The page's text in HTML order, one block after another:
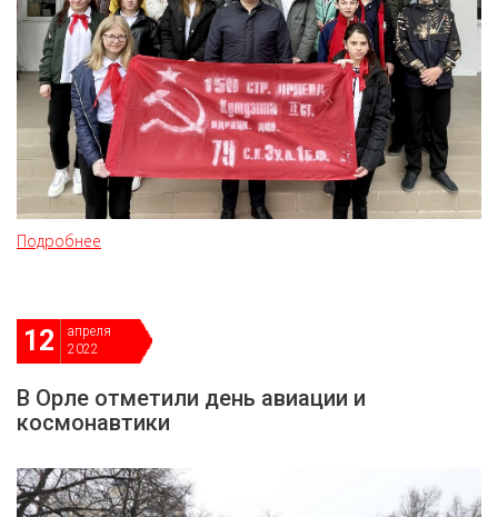
Подробнее
12
апреля
2022
В Орле отметили день авиации и
космонавтики